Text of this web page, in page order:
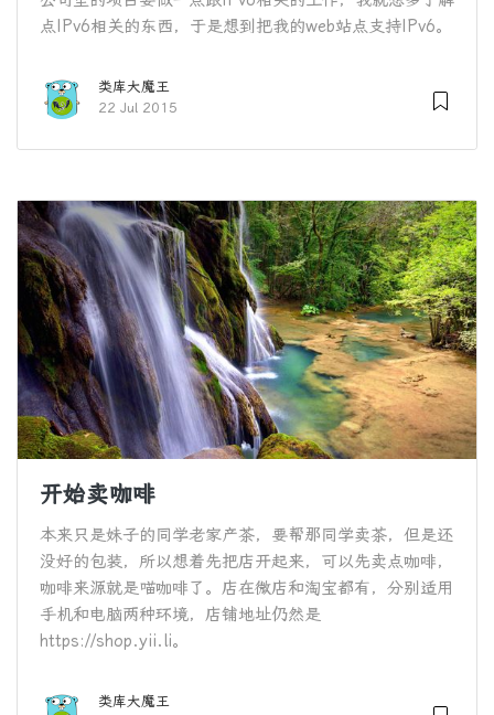
点IPv6相关的东西，于是想到把我的web站点支持IPv6。
类库大魔王
22 Jul 2015
开始卖咖啡
本来只是妹子的同学老家产茶，要帮那同学卖茶，但是还
没好的包装，所以想着先把店开起来，可以先卖点咖啡，
咖啡来源就是喵咖啡了。店在微店和淘宝都有，分别适用
手机和电脑两种环境，店铺地址仍然是
https://shop.yii.li。
类库大魔王